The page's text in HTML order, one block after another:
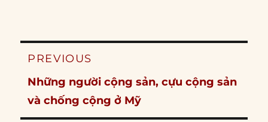
Post
PREVIOUS
Previous
post:
Những người cộng sản, cựu cộng sản
và chống cộng ở Mỹ